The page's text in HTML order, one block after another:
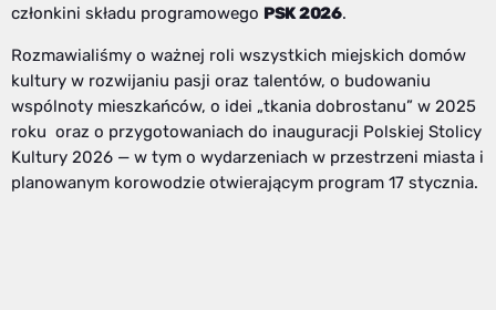
członkini składu programowego PSK 2026.
Rozmawialiśmy o ważnej roli wszystkich miejskich domów
kultury w rozwijaniu pasji oraz talentów, o budowaniu
wspólnoty mieszkańców, o idei „tkania dobrostanu” w 2025
roku oraz o przygotowaniach do inauguracji Polskiej Stolicy
Kultury 2026 — w tym o wydarzeniach w przestrzeni miasta i
planowanym korowodzie otwierającym program 17 stycznia.